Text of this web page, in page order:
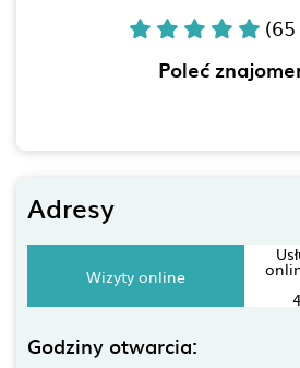
Poleć
Adresy
Wizyty online
Godziny otwarcia: